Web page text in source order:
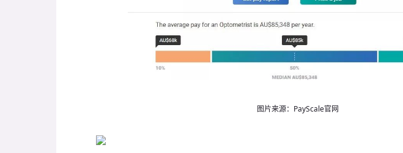
图片来源：PayScale官网